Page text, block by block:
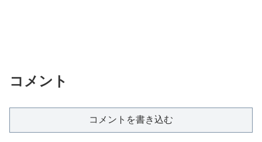
コメント
コメントを書き込む